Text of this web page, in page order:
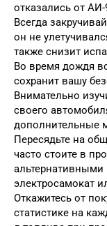
отказались от АИ-
Всегда
он не
также снизит
Во время дождя
сохранит вашу
Внимательно
своего
дополнительные
Пересядьте на
часто стоите в
электросамокат
Откажитесь от
статистике на